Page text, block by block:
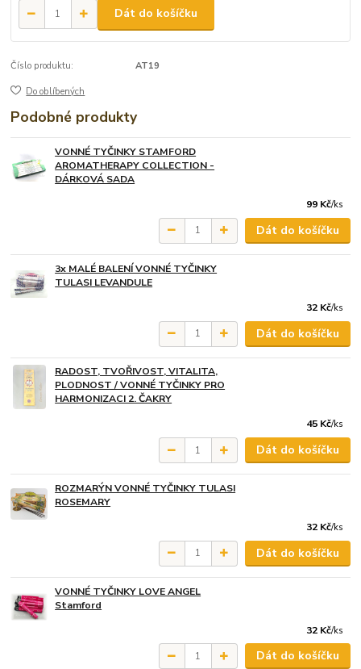
Dát do košíčku
Číslo produktu: AT19
Do oblíbených
Podobné produkty
VONNÉ TYČINKY STAMFORD
AROMATHERAPY COLLECTION -
DÁRKOVÁ SADA
99 Kč/ks
Dát do košíčku
3x MALÉ BALENÍ VONNÉ TYČINKY
TULASI LEVANDULE
32 Kč/ks
Dát do košíčku
RADOST, TVOŘIVOST, VITALITA,
PLODNOST / VONNÉ TYČINKY PRO
HARMONIZACI 2. ČAKRY
45 Kč/ks
Dát do košíčku
ROZMARÝN VONNÉ TYČINKY TULASI
ROSEMARY
32 Kč/ks
Dát do košíčku
VONNÉ TYČINKY LOVE ANGEL
Stamford
32 Kč/ks
Dát do košíčku